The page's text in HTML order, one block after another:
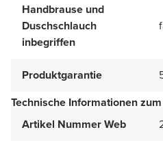
Handbrause und
Duschschlauch
inbegriffen
Produktgarantie
Technische Informationen
Artikel Nummer Web